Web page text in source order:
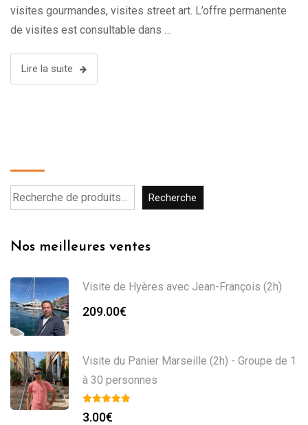
visites gourmandes, visites street art. L’offre permanente
de visites est consultable dans …
Lire la suite
Recherche
Nos meilleures ventes
Visite de Hyères avec Jean-François (2h)
209.00€
Visite du Panier Marseille (2h) - Groupe de 1
à 30 personnes
3.00€